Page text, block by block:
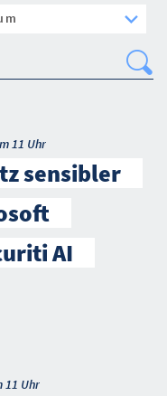
11 Uhr
sensibler
AI
11 Uhr